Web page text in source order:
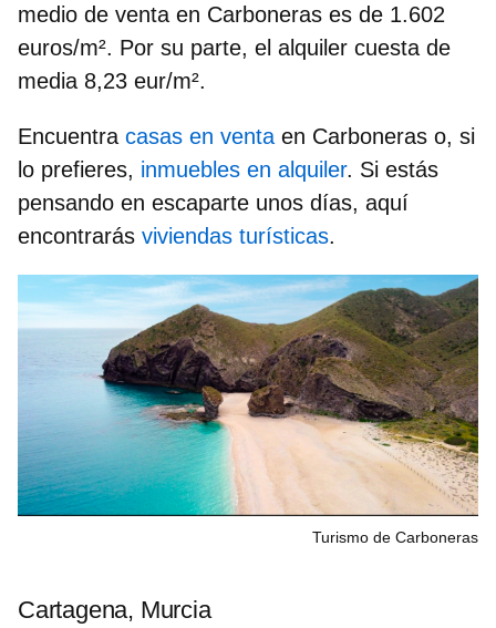
medio de venta en Carboneras es de 1.602
euros/m². Por su parte, el alquiler cuesta de
media 8,23 eur/m².
Encuentra casas en venta en Carboneras o, si
lo prefieres, inmuebles en alquiler. Si estás
pensando en escaparte unos días, aquí
encontrarás viviendas turísticas.
Turismo de Carboneras
Cartagena, Murcia